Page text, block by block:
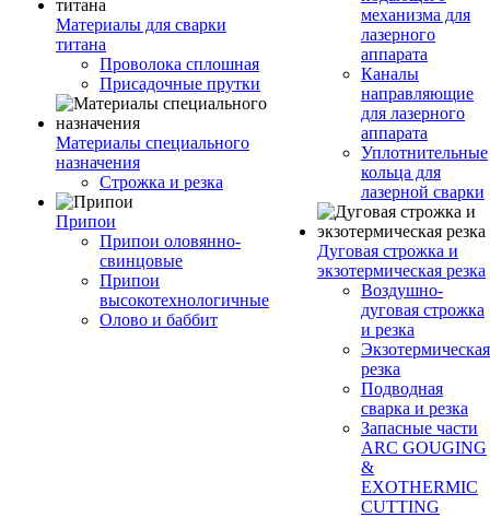
Материалы для сварки
титана
Проволока сплошная
Присадочные прутки
Материалы специального
назначения
Строжка и резка
Припои
Припои оловянно-
свинцовые
Припои
высокотехнологичные
Олово и баббит
механизма для
лазерного
аппарата
Каналы
направляющие
для лазерного
аппарата
Уплотнительные
кольца для
лазерной сварки
Дуговая строжка и
экзотермическая резка
Воздушно-
дуговая строжка
и резка
Экзотермическая
резка
Подводная
сварка и резка
Запасные части
ARC GOUGING
&
EXOTHERMIC
CUTTING